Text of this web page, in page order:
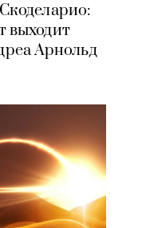
выходит
Арнольд